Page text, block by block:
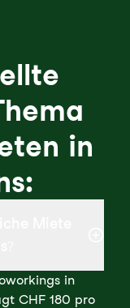
in
in
CHF 180 pro